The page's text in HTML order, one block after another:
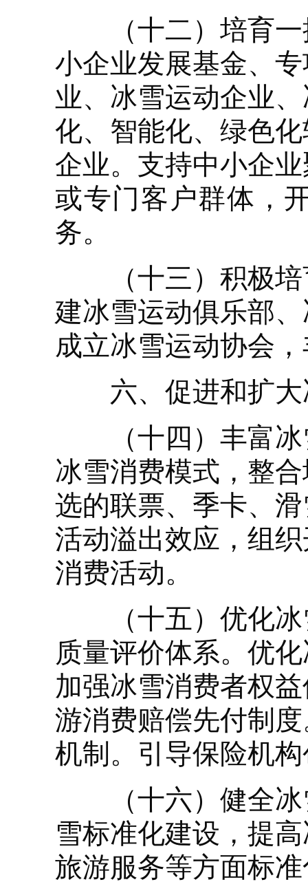
（十二）培育一
小企业发展基金、
业、冰雪运动企业
化、智能化、绿色
企业。支持中小企
或专门客户群体，
务。
（十三）积极培
建冰雪运动俱乐部
成立冰雪运动协会
六、促进和扩大
（十四）丰富冰
冰雪消费模式，整
选的联票、季卡、
活动溢出效应，组
消费活动。
（十五）优化冰
质量评价体系。优
加强冰雪消费者权
游消费赔偿先付制
机制。引导保险机
（十六）健全冰
雪标准化建设，提
旅游服务等方面标